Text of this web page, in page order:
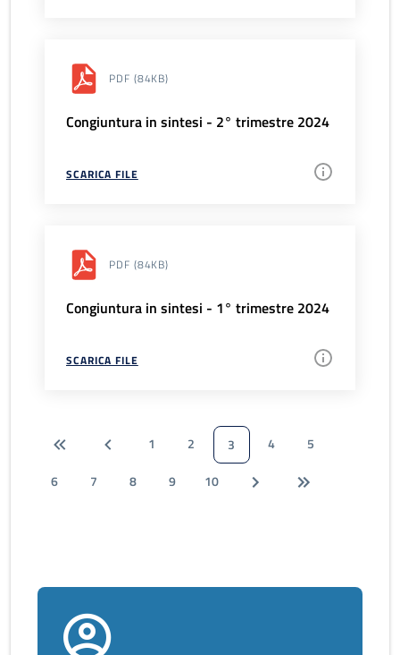
PDF (84KB)
Congiuntura in sintesi - 2° trimestre 2024
SCARICA FILE
PDF (84KB)
Congiuntura in sintesi - 1° trimestre 2024
SCARICA FILE
1 2 3 4
5
6
7 8 9 10